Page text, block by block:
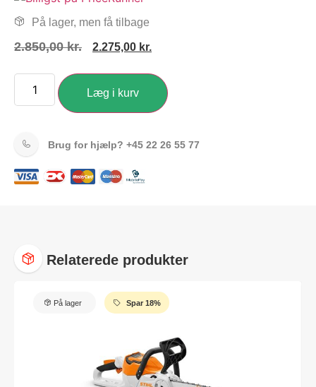
På lager, men få tilbage
2.850,00kr. 2.275,00 kr.
Læg i kurv
Brug for hjælp? +45 22 26 55 77
Relaterede produkter
På lager Spar 18%